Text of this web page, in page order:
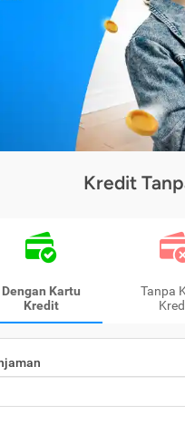
Kredit
Dengan Kartu
Kredit
Tanpa